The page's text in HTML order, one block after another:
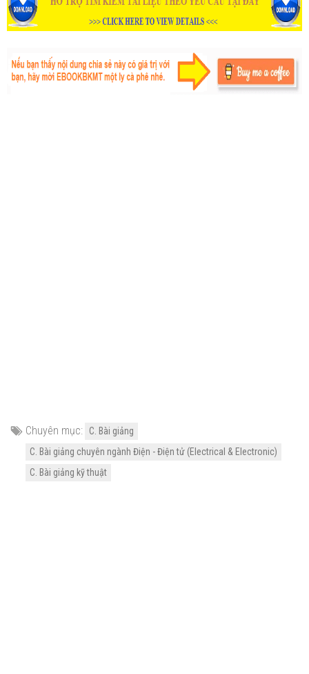
Chuyên mục:
C. Bài giảng
C. Bài giảng chuyên ngành Điện - Điện tử (Electrical & Electronic)
C. Bài giảng kỹ thuật